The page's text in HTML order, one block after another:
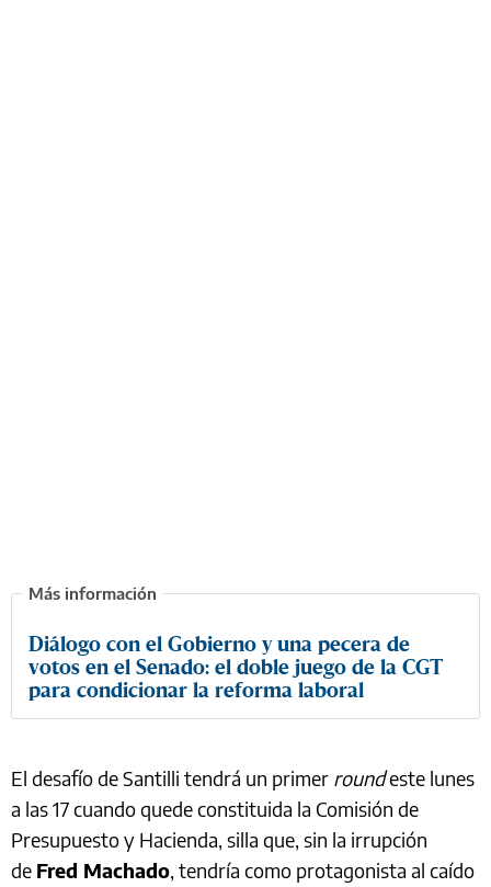
Diálogo con el Gobierno y una pecera de
votos en el Senado: el doble juego de la CGT
para condicionar la reforma laboral
El desafío de Santilli tendrá un primer roundeste lunes
a las 17 cuando quede constituida la Comisión de
Presupuesto y Hacienda, silla que, sin la irrupción
de Fred Machado, tendría como protagonista al caído